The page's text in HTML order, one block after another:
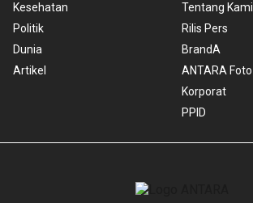
Kesehatan
Politik
Dunia
Artikel
Tentang Kami
Rilis Pers
BrandA
ANTARA Foto
Korporat
PPID